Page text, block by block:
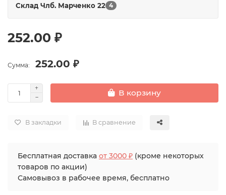
Склад Члб. Марченко 22 4
252.00 ₽
Сумма: 252.00 ₽
В корзину
В закладки В сравнение
Бесплатная доставка от 3000 ₽ (кроме некоторых
товаров по акции)
Самовывоз в рабочее время, бесплатно